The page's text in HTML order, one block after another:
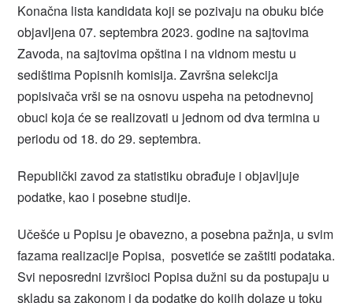
Konačna lista kandidata koji se pozivaju na obuku biće
objavljena 07. septembra 2023. godine na sajtovima
Zavoda, na sajtovima opština i na vidnom mestu u
sedištima Popisnih komisija. Završna selekcija
popisivača vrši se na osnovu uspeha na petodnevnoj
obuci koja će se realizovati u jednom od dva termina u
periodu od 18. do 29. septembra.
Republički zavod za statistiku obrađuje i objavljuje
podatke, kao i posebne studije.
Učešće u Popisu je obavezno, a posebna pažnja, u svim
fazama realizacije Popisa, posvetiće se zaštiti podataka.
Svi neposredni izvršioci Popisa dužni su da postupaju u
skladu sa zakonom i da podatke do kojih dolaze u toku